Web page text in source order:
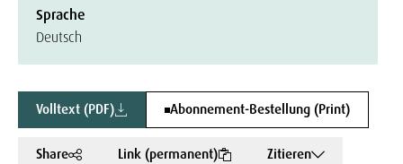
Sprache
Deutsch
Volltext (PDF) Abonnement-Bestellung (Print)
Share Link (permanent) Zitieren